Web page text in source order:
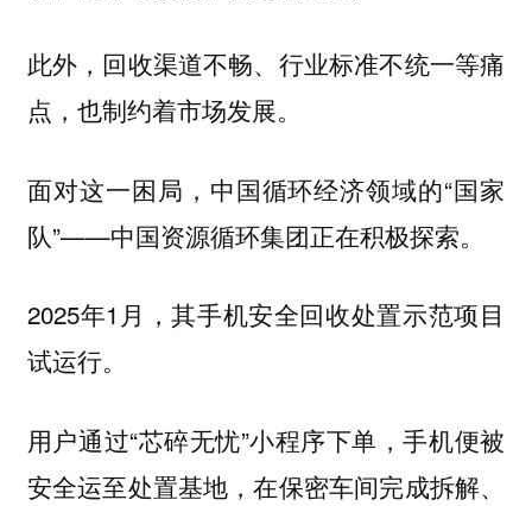
此外，回收渠道不畅、行业标准不统一等痛
点，也制约着市场发展。
面对这一困局，中国循环经济领域的“国家
队”——中国资源循环集团正在积极探索。
2025年1月，其手机安全回收处置示范项目
试运行。
用户通过“芯碎无忧”小程序下单，手机便被
安全运至处置基地，在保密车间完成拆解、